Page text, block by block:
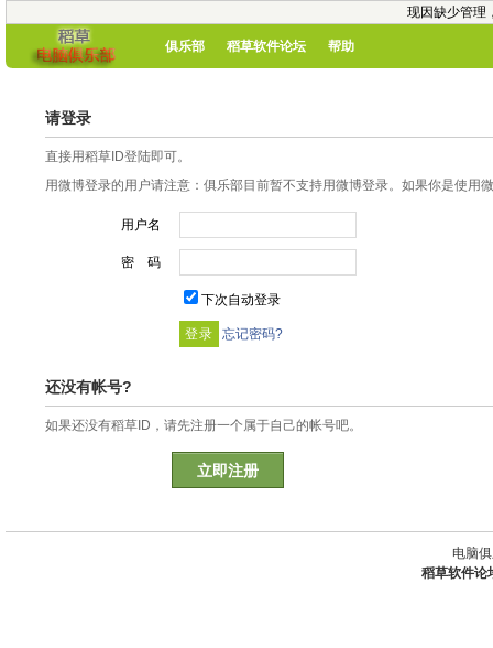
现因缺少管理
俱乐部 稻草软件论坛 帮助
请登录
直接用稻草ID登陆即可。
用微博登录的用户请注意：俱乐部目前暂不支持用微博登录。如果你是使用
用户名
密 码
下次自动登录
忘记密码?
还没有帐号?
如果还没有稻草ID，请先注册一个属于自己的帐号吧。
立即注册
电脑
稻草软件论